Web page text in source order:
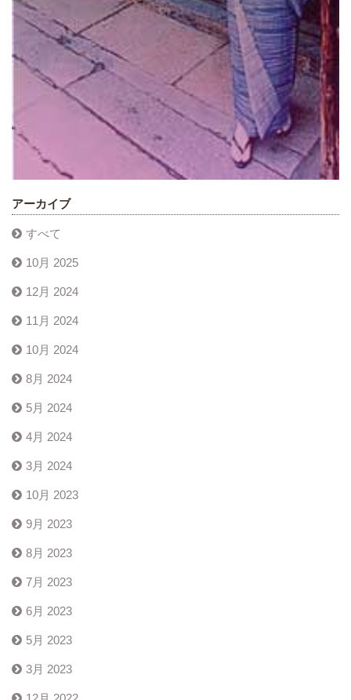
アーカイブ
すべて
10月 2025
12月 2024
11月 2024
10月 2024
8月 2024
5月 2024
4月 2024
3月 2024
10月 2023
9月 2023
8月 2023
7月 2023
6月 2023
5月 2023
3月 2023